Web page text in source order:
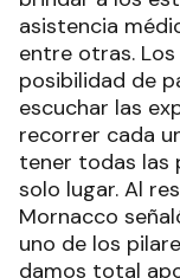
asistencia
entre otras.
posibilidad de
escuchar las
recorrer cada
tener todas las
solo lugar. Al
Mornacco
uno de los
damos total